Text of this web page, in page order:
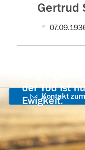
Gertrud
der Tod ist
Ewigkeit.
Kontakt
aufnehmen